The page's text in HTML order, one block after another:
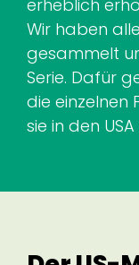
erheblich
Wir haben
gesammelt
Serie. Dafür
die einzelnen
sie in den